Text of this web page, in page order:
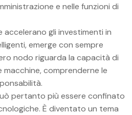
e nelle funzioni di
accelerano gli investimenti in
emerge con sempre
nodo riguarda la capacità di
macchine, comprenderne le
pertanto più essere confinato
È diventato un tema